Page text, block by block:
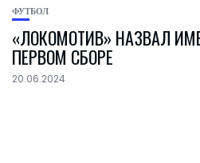
ФУТБОЛ
«ЛОКОМОТИВ» НАЗВАЛ
ПЕРВОМ СБОРЕ
20.06.2024